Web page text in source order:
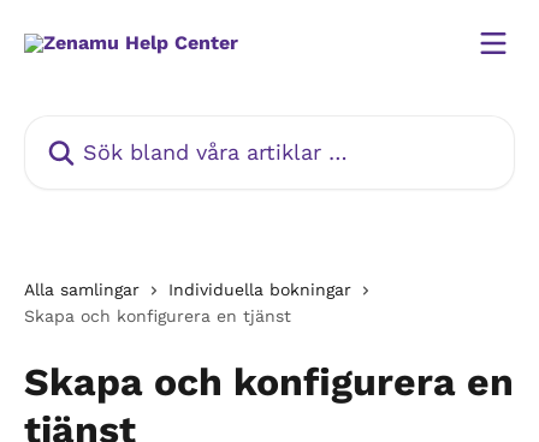
Alla samlingar
Individuella bokningar
Skapa och konfigurera en tjänst
Skapa och konfigurera en
tjänst